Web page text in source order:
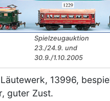
Spielzeugauktion
23./24.9. und
30.9./1.10.2005
13996,
guter Zust.